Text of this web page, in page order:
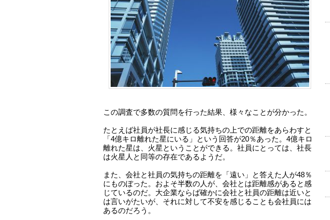
この調査で多数の質問を行った結果、様々なことが分かった。
たとえば社員が社長に感じる気持ちの上での距離をあらわすと
「4億キロ離れた星にいる」という回答が20％あった。4億キロ
離れた星は、火星ということができる。社員にとっては、社長
は火星人と同等の存在であるようだ。
また、会社と社員の気持ちの距離を「遠い」と答えた人が48％
にものぼった。およそ半数の人が、会社とは距離感があると感
じているのだ。大企業ならば確かに会社と社員の距離は近いと
は言いがたいが、それに対して不安を感じることも会社員には
あるのだろう。